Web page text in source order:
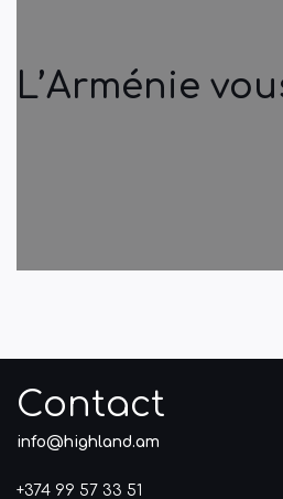
L’Arménie
Contact
info@highland.am
+374 99 57 33 51